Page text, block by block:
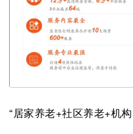
“居家养老+社区养老+机